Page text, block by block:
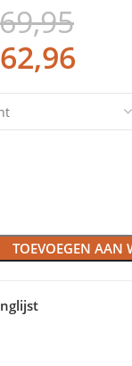
62,96
TOEVOEGEN AAN